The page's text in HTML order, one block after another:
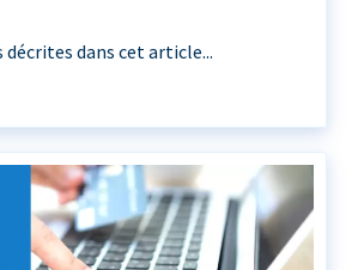
décrites dans cet article...